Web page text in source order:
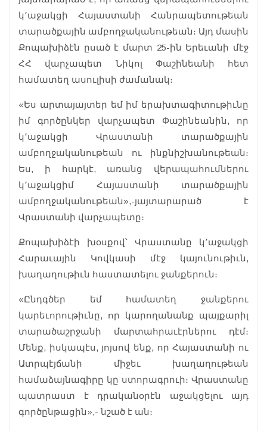
կ՚աջակցի Հայաստանի Հանրապետութեան
տարածքային ամբողջականութեան։ Այդ մասին
Քոպախիձէն ըսած է մարտ 25-ին Երեւանի մէջ
ՀՀ վարչապետ Նիկոլ Փաշինեանի հետ
համատեղ ասուլիսի ժամանակ։
«Ես արտայայտեր եմ իմ երախտագիտութիւնը
իմ գործընկեր վարչապետ Փաշինեանին, որ
կ՚աջակցի Վրաստանի տարածքային
ամբողջականութեան ու ինքնիշխանութեան։
Ես, ի հարկէ, առանց վերապահումներու
կ՚աջակցիմ Հայաստանի տարածքային
ամբողջականութեան»,-յայտարարած է
Վրաստանի վարչապետը։
Քոպախիձէի խօսքով՝ Վրաստանը կ՚աջակցի
Հարաւային Կովկասի մէջ կայունութիւն,
խաղաղութիւն հաստատելու ջանքերուն։
«Ընդգծեր եմ համատեղ ջանքերու
կարեւորութիւնը, որ կարողանանք պայքարիլ
տարածաշրջանի մարտահրաւէրներու դէմ։
Մենք, իսկապէս, յոյսով ենք, որ Հայաստանի ու
Ատրպէյճանի միջեւ խաղաղութեան
համաձայնագիրը կը ստորագրուի։ Վրաստանը
պատրաստ է դրականօրէն աջակցելու այդ
գործընթացին»,- նշած է ան։